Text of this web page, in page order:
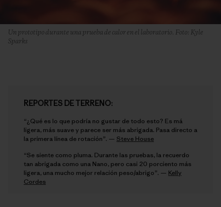
Un prototipo durante una prueba de calor en el laboratorio. Foto: Kyle
Sparks
REPORTES DE TERRENO:
“¿Qué es lo que podría no gustar de todo esto? Es má
ligera, más suave y parece ser más abrigada. Pasa directo a
la primera línea de rotación”. — Steve House
“Se siente como pluma. Durante las pruebas, la recuerdo
tan abrigada como una Nano, pero casi 20 porciento más
ligera, una mucho mejor relación peso/abrigo”. — Kelly
Cordes